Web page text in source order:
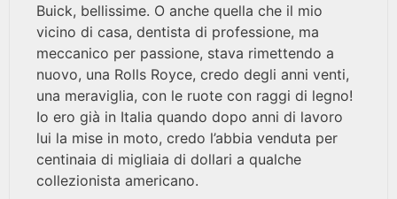
Buick, bellissime. O anche quella che il mio
vicino di casa, dentista di professione, ma
meccanico per passione, stava rimettendo a
nuovo, una Rolls Royce, credo degli anni venti,
una meraviglia, con le ruote con raggi di legno!
Io ero già in Italia quando dopo anni di lavoro
lui la mise in moto, credo l’abbia venduta per
centinaia di migliaia di dollari a qualche
collezionista americano.